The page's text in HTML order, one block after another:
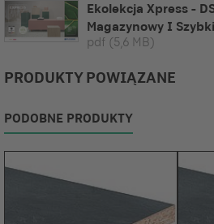
Ekolekcja Xpress -
Magazynowy I
pdf (5,6 MB)
PRODUKTY POWIĄZANE
PODOBNE PRODUKTY